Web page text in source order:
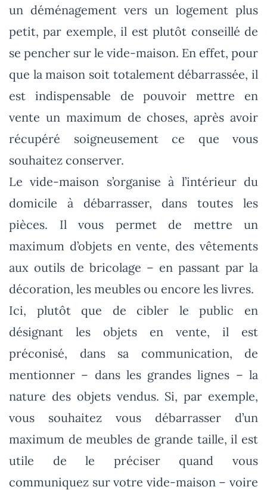
un déménagement vers un logement plus
petit, par exemple, il est plutôt conseillé de
se pencher sur le vide-maison. En effet, pour
que la maison soit totalement débarrassée, il
est indispensable de pouvoir mettre en
vente un maximum de choses, après avoir
récupéré soigneusement ce que vous
souhaitez conserver.
Le vide-maison s’organise à l’intérieur du
domicile à débarrasser, dans toutes les
pièces. Il vous permet de mettre un
maximum d’objets en vente, des vêtements
aux outils de bricolage – en passant par la
décoration, les meubles ou encore les livres.
Ici, plutôt que de cibler le public en
désignant les objets en vente, il est
préconisé, dans sa communication, de
mentionner – dans les grandes lignes – la
nature des objets vendus. Si, par exemple,
vous souhaitez vous débarrasser d’un
maximum de meubles de grande taille, il est
utile de le préciser quand vous
communiquez sur votre vide-maison – voire